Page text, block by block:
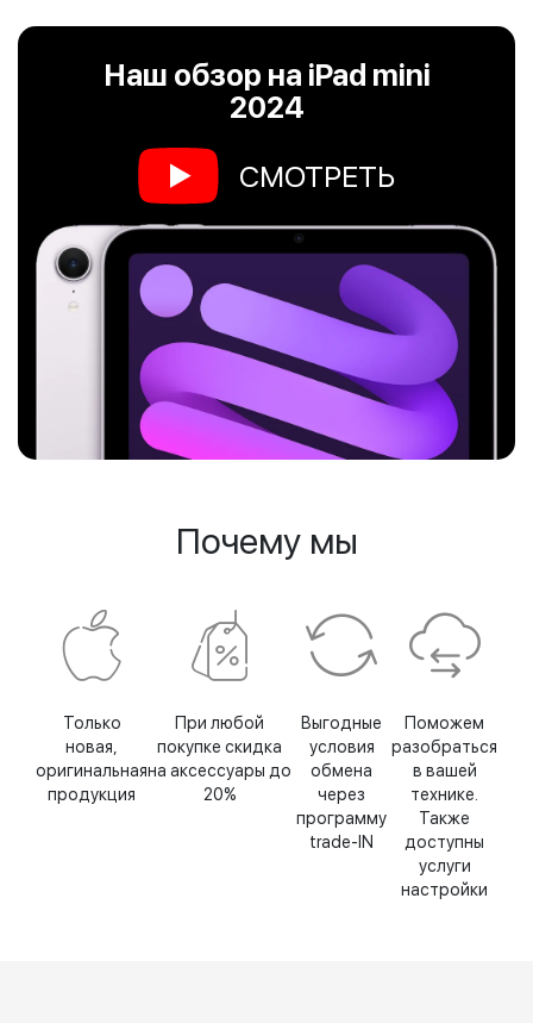
Наш обзор на iPad mini
2024
СМОТРЕТЬ
Почему мы
Только
новая,
оригинальная
продукция
При любой
покупке скидка
на аксессуары до
20%
Выгодные
условия
обмена
через
программу
trade-IN
Поможем
разобраться
в вашей
технике.
Также
доступны
услуги
настройки